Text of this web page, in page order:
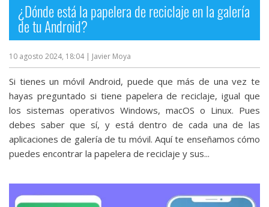
¿Dónde está la papelera de reciclaje en la galería
de tu Android?
10 agosto 2024, 18:04 | Javier Moya
Si tienes un móvil Android, puede que más de una vez te
hayas preguntado si tiene papelera de reciclaje, igual que
los sistemas operativos Windows, macOS o Linux. Pues
debes saber que sí, y está dentro de cada una de las
aplicaciones de galería de tu móvil. Aquí te enseñamos cómo
puedes encontrar la papelera de reciclaje y sus...